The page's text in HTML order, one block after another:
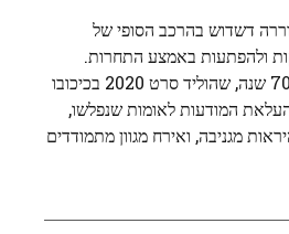
דשדוש בהרכב הסופי של
ולהפתעות באמצע התחרות.
אירוע השירה השנתי שנמשך כמעט 70 שנה, שהוליד סרט 2020 בכיכובו
המודעות לאומות שנפלשו,
מגניבה, ואירח מגוון מתמודדים